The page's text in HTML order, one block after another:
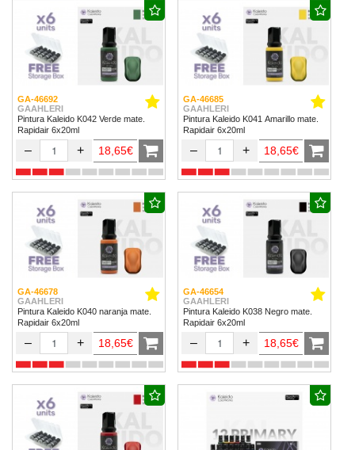
GA-46692
GAAHLERI
Pintura Kaleido K042 Verde mate.
Rapidair 6x20ml
– + 18,65€
GA-46685
GAAHLERI
Pintura Kaleido K041 Amarillo mate.
Rapidair 6x20ml
– + 18,65€
GA-46678
GAAHLERI
Pintura Kaleido K040 naranja mate.
Rapidair 6x20ml
– + 18,65€
GA-46654
GAAHLERI
Pintura Kaleido K038 Negro mate.
Rapidair 6x20ml
– + 18,65€